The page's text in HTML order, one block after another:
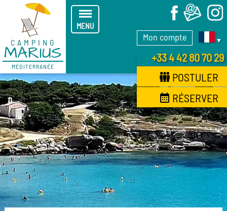
CAMPING
MARIUS
MÉDITERRANÉE
Mon compte ▼
+33 4 42 80 70 29
POSTULER
RÉSERVER
MENU
X